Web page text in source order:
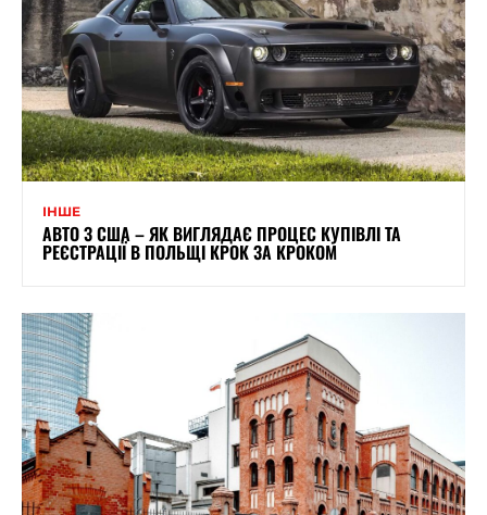
ІНШЕ
АВТО З США – ЯК ВИГЛЯДАЄ ПРОЦЕС КУПІВЛІ ТА
РЕЄСТРАЦІЇ В ПОЛЬЩІ КРОК ЗА КРОКОМ